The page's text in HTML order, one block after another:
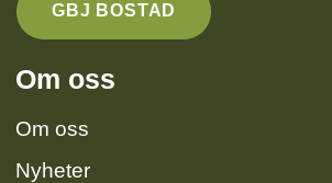
GBJ BOSTAD
Om oss
Om oss
Nyheter